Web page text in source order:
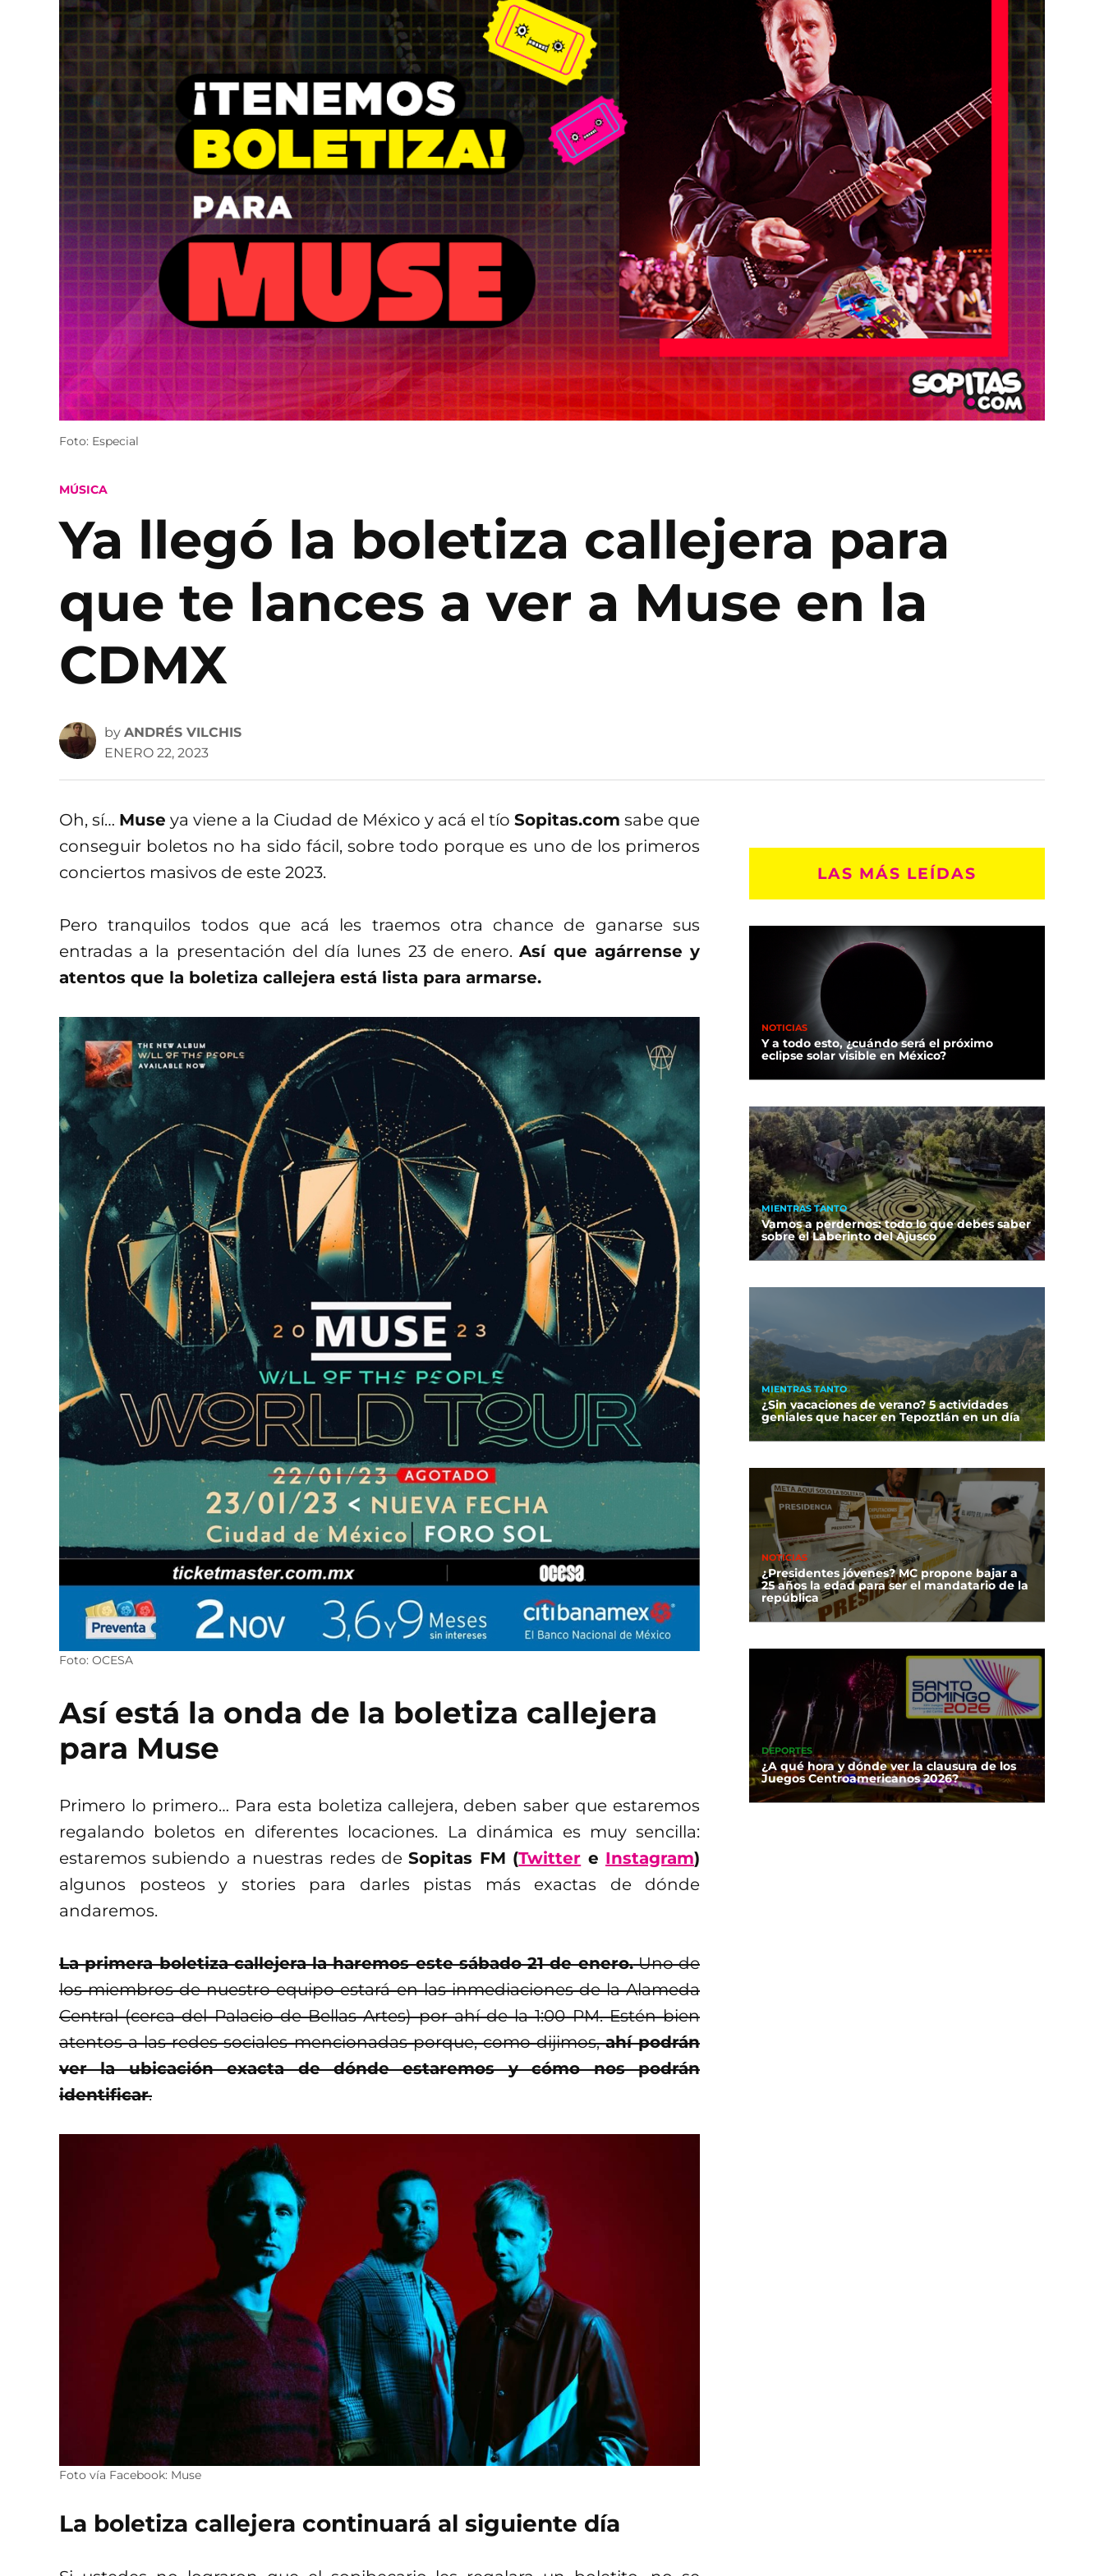
Foto: Especial
POSTED
MÚSICA
Ya llegó la boletiza callejera para
que te lances a ver a Muse en la
CDMX
by ANDRÉS VILCHIS
ENERO 22, 2023
Oh, sí… Muse ya viene a la Ciudad de México y acá el tío Sopitas.com sabe que
conseguir boletos no ha sido fácil, sobre todo porque es uno de los primeros
conciertos masivos de este 2023.
Pero tranquilos todos que acá les traemos otra chance de ganarse sus
entradas a la presentación del día lunes 23 de enero.Así que agárrense y
atentos que la boletiza callejera está lista para armarse.
Foto: OCESA
Así está la onda de la boletiza callejera
para Muse
Primero lo primero… Para esta boletiza callejera, deben saber que estaremos
regalando boletos en diferentes locaciones. La dinámica es muy sencilla:
estaremos subiendo a nuestras redes deSopitas FM (Twitter e Instagram)
algunos posteos y stories para darles pistas más exactas de dónde
andaremos.
La primera boletiza callejera la haremos este sábado 21 de enero.Uno de
los miembros de nuestro equipo estará en las inmediaciones de la Alameda
Central (cerca del Palacio de Bellas Artes) por ahí de la 1:00 PM. Estén bien
atentos a las redes sociales mencionadas porque, como dijimos,ahí podrán
ver la ubicación exacta de dónde estaremos y cómo nos podrán
identificar.
Foto vía Facebook: Muse
La boletiza callejera continuará al siguiente día
LAS MÁS LEÍDAS
NOTICIAS
Y a todo esto, ¿cuándo será el próximo
eclipse solar visible en México?
MIENTRAS TANTO
Vamos a perdernos: todo lo que debes saber
sobre el Laberinto del Ajusco
MIENTRAS TANTO
¿Sin vacaciones de verano? 5 actividades
geniales que hacer en Tepoztlán en un día
NOTICIAS
¿Presidentes jóvenes? MC propone bajar a
25 años la edad para ser el mandatario de la
república
DEPORTES
¿A qué hora y dónde ver la clausura de los
Juegos Centroamericanos 2026?